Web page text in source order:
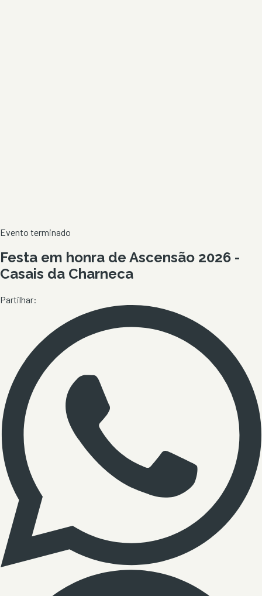
Evento terminado
Festa em honra de Ascensão 2026 -
Casais da Charneca
Partilhar: